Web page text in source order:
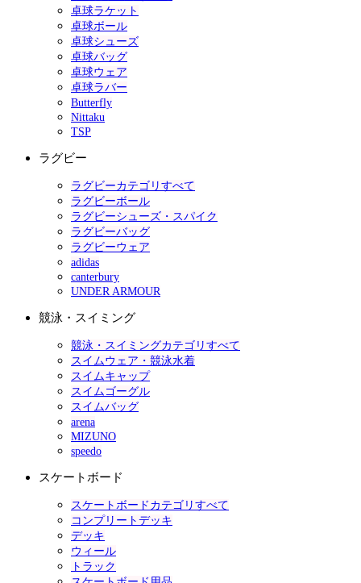
卓球ラケット
卓球ボール
卓球シューズ
卓球バッグ
卓球ウェア
卓球ラバー
Butterfly
Nittaku
TSP
ラグビー
ラグビーカテゴリすべて
ラグビーボール
ラグビーシューズ・スパイク
ラグビーバッグ
ラグビーウェア
adidas
canterbury
UNDER ARMOUR
競泳・スイミング
競泳・スイミングカテゴリすべて
スイムウェア・競泳水着
スイムキャップ
スイムゴーグル
スイムバッグ
arena
MIZUNO
speedo
スケートボード
スケートボードカテゴリすべて
コンプリートデッキ
デッキ
ウィール
トラック